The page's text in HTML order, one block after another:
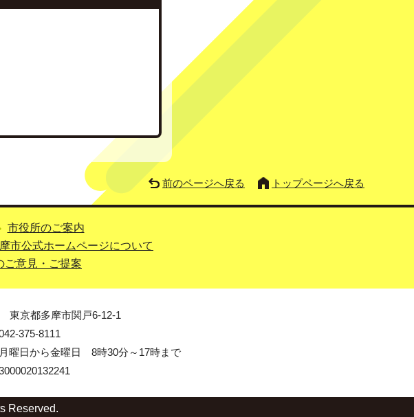
前のページへ戻る トップページへ戻る
市役所のご案内
市公式ホームページについて
ご意見・ご提案
東京都多摩市関戸6-12-1
375-8111
曜日から金曜日 8時30分～17時まで
Reserved.